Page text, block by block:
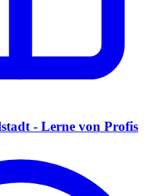
- Lerne von Profis